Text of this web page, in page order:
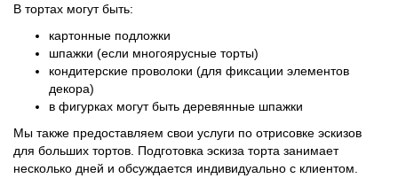
В тортах могут быть:
картонные подложки
шпажки (если многоярусные торты)
кондитерские проволоки (для фиксации элементов
декора)
в фигурках могут быть деревянные шпажки
Мы также предоставляем свои услуги по отрисовке эскизов
для больших тортов. Подготовка эскиза торта занимает
несколько дней и обсуждается индивидуально с клиентом.